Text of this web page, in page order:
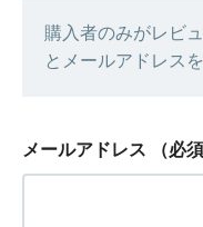
購入者のみがレビ
とメールアドレス
メールアドレス （必須